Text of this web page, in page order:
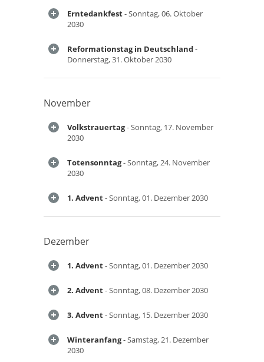
Erntedankfest- Sonntag, 06. Oktober
2030
Reformationstag in Deutschland-
Donnerstag, 31. Oktober 2030
November
Volkstrauertag- Sonntag, 17. November
2030
Totensonntag- Sonntag, 24. November
2030
1. Advent- Sonntag, 01. Dezember 2030
Dezember
1. Advent- Sonntag, 01. Dezember 2030
2. Advent- Sonntag, 08. Dezember 2030
3. Advent- Sonntag, 15. Dezember 2030
Winteranfang- Samstag, 21. Dezember
2030